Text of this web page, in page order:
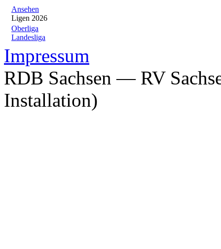
Ansehen
Ligen 2026
Oberliga
Landesliga
Impressum
RDB Sachsen — RV
Installation)